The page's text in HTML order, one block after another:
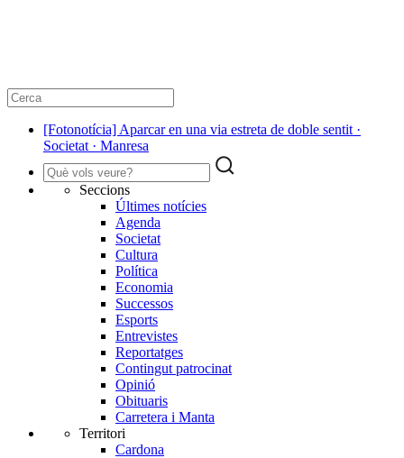
[Fotonotícia] Aparcar en una via estreta de doble sentit ·
Societat · Manresa
Seccions
Últimes notícies
Agenda
Societat
Cultura
Política
Economia
Successos
Esports
Entrevistes
Reportatges
Contingut patrocinat
Opinió
Obituaris
Carretera i Manta
Territori
Cardona